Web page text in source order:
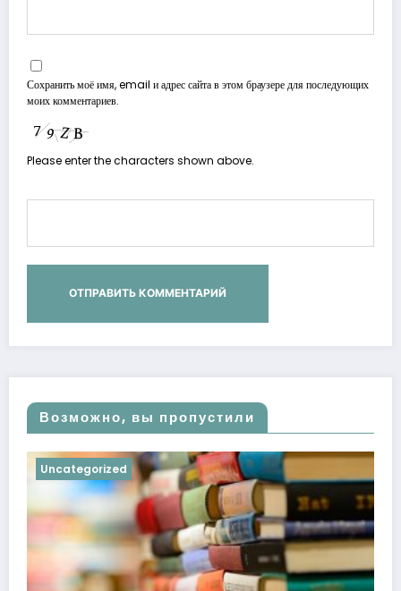
Сохранить моё имя, email и адрес сайта в этом браузере для последующих
моих комментариев.
Please enter the characters shown above.
Возможно, вы пропустили
Uncategorized